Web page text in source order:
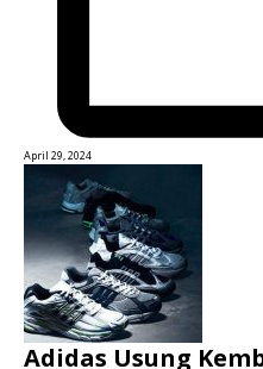
April 29, 2024
Adidas Usung